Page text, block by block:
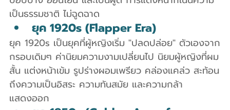
เป็นธรรมชาติ ไม่ฉูดฉาด
ยุค 1920s (Flapper Era)
ยุค 1920s เป็นยุคที่ผู้หญิงเริ่ม "ปลดปล่อย" ตัวเองจาก
กรอบเดิมๆ ค่านิยมความงามเปลี่ยนไป นิยมผู้หญิงที่ผม
สั้น แต่งหน้าเข้ม รูปร่างผอมเพรียว คล่องแคล่ว สะท้อน
ถึงความเป็นอิสระ ความทันสมัย และความกล้า
แสดงออก